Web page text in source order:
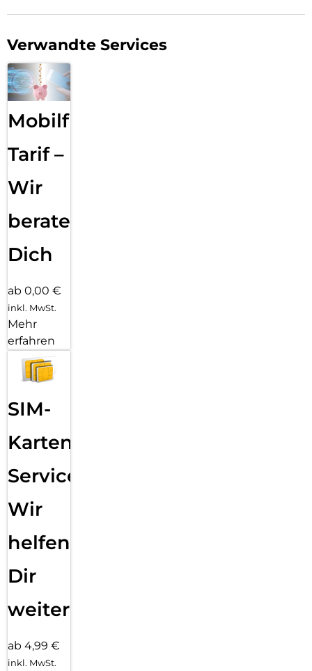
Verwandte Services
Mobilfunk
Tarif –
Wir
beraten
Dich
ab 0,00 €
inkl. MwSt.
Mehr
erfahren
SIM-
Karten
Service:
Wir
helfen
Dir
weiter
ab 4,99 €
inkl. MwSt.